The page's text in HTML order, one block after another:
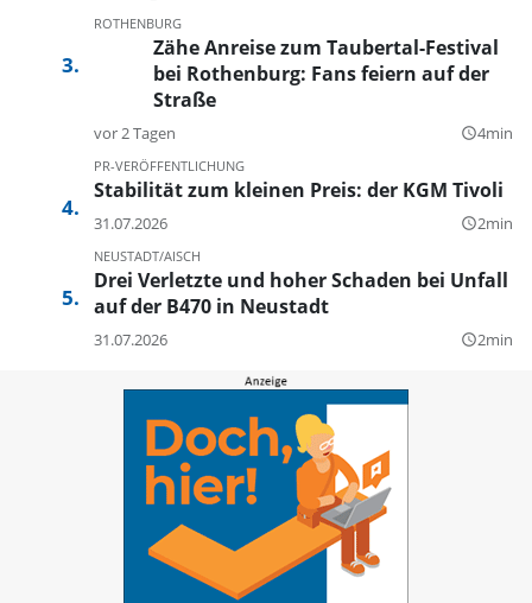
ROTHENBURG
Zähe Anreise zum Taubertal-Festival
bei Rothenburg: Fans feiern auf der
Straße
vor 2 Tagen query_builder4min
PR-VERÖFFENTLICHUNG
Stabilität zum kleinen Preis: der KGM Tivoli
31.07.2026 query_builder2min
NEUSTADT/AISCH
Drei Verletzte und hoher Schaden bei Unfall
auf der B470 in Neustadt
31.07.2026 query_builder2min